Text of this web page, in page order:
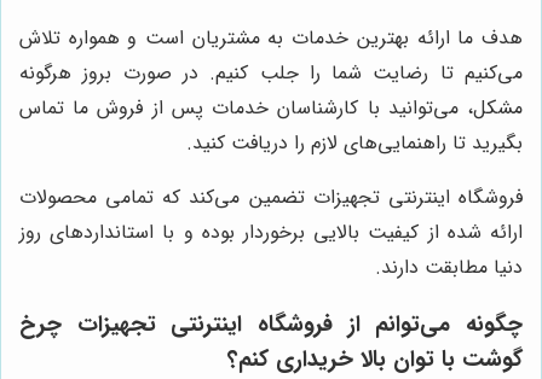
هدف ما ارائه بهترین خدمات به مشتریان است و همواره تلاش
می‌کنیم تا رضایت شما را جلب کنیم. در صورت بروز هرگونه
مشکل، می‌توانید با کارشناسان خدمات پس از فروش ما تماس
بگیرید تا راهنمایی‌های لازم را دریافت کنید.
فروشگاه اینترنتی تجهیزات تضمین می‌کند که تمامی محصولات
ارائه شده از کیفیت بالایی برخوردار بوده و با استانداردهای روز
دنیا مطابقت دارند.
چگونه می‌توانم از فروشگاه اینترنتی تجهیزات چرخ
گوشت با توان بالا خریداری کنم؟